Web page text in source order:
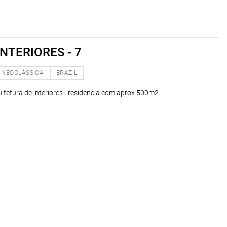
- 7
NEOCLÁSSICA BRAZIL
de interiores - residencia com aprox 500m2